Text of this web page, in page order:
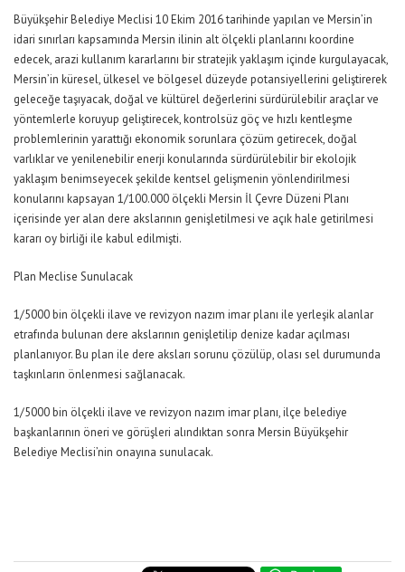
Büyükşehir Belediye Meclisi 10 Ekim 2016 tarihinde yapılan ve Mersin’in
idari sınırları kapsamında Mersin ilinin alt ölçekli planlarını koordine
edecek, arazi kullanım kararlarını bir stratejik yaklaşım içinde kurgulayacak,
Mersin’in küresel, ülkesel ve bölgesel düzeyde potansiyellerini geliştirerek
geleceğe taşıyacak, doğal ve kültürel değerlerini sürdürülebilir araçlar ve
yöntemlerle koruyup geliştirecek, kontrolsüz göç ve hızlı kentleşme
problemlerinin yarattığı ekonomik sorunlara çözüm getirecek, doğal
varlıklar ve yenilenebilir enerji konularında sürdürülebilir bir ekolojik
yaklaşım benimseyecek şekilde kentsel gelişmenin yönlendirilmesi
konularını kapsayan 1/100.000 ölçekli Mersin İl Çevre Düzeni Planı
içerisinde yer alan dere akslarının genişletilmesi ve açık hale getirilmesi
kararı oy birliği ile kabul edilmişti.
Plan Meclise Sunulacak
1/5000 bin ölçekli ilave ve revizyon nazım imar planı ile yerleşik alanlar
etrafında bulunan dere akslarının genişletilip denize kadar açılması
planlanıyor. Bu plan ile dere aksları sorunu çözülüp, olası sel durumunda
taşkınların önlenmesi sağlanacak.
1/5000 bin ölçekli ilave ve revizyon nazım imar planı, ilçe belediye
başkanlarının öneri ve görüşleri alındıktan sonra Mersin Büyükşehir
Belediye Meclisi’nin onayına sunulacak.